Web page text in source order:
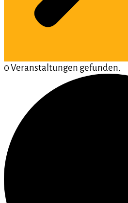
0 Veranstaltungen gefunden.